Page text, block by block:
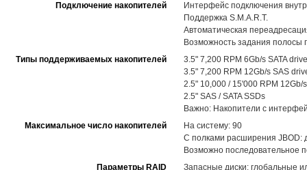
Подключение накопителей
Интерфейс подключения
Поддержка S.M.A.R.T.
Автоматическая
Возможность задания полосы
Типы поддерживаемых накопителей
3.5" 7,200 RPM 6Gb/s SATA
3.5" 7,200 RPM 12Gb/s SAS
2.5" 10,000 / 15'000 RPM 12Gb/
2.5" SAS / SATA SSDs
Важно: Накопители с
Максимальное число накопителей
На систему: 90
С полками расширения JBOD:
Возможно последовательное
Параметры RAID
Запасные диски: глобальные